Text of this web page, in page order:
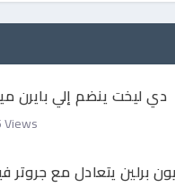
دي ليخت ينضم إلي بايرن
برلين يتعادل مع جروتر